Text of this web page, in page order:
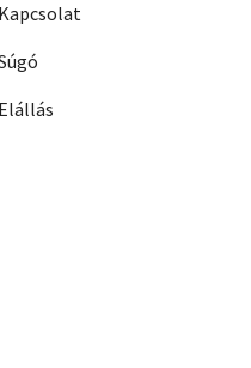
Kapcsolat
Elállás